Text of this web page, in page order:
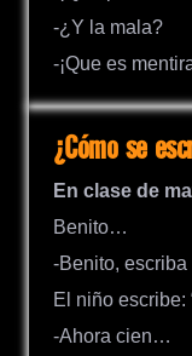
-¿Y la mala?
-¡Que es
¿Cómo se
En clase de
Benito…
-Benito,
El niño escribe:
-Ahora cien…